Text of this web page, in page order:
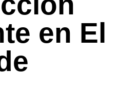
en El